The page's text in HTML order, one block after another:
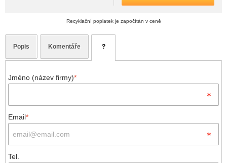
Recyklační poplatek je započítán v ceně
Popis Komentáře ?
Jméno (název firmy)*
Email*
Tel.